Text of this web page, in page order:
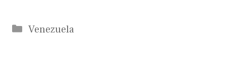
Catégories
Venezuela